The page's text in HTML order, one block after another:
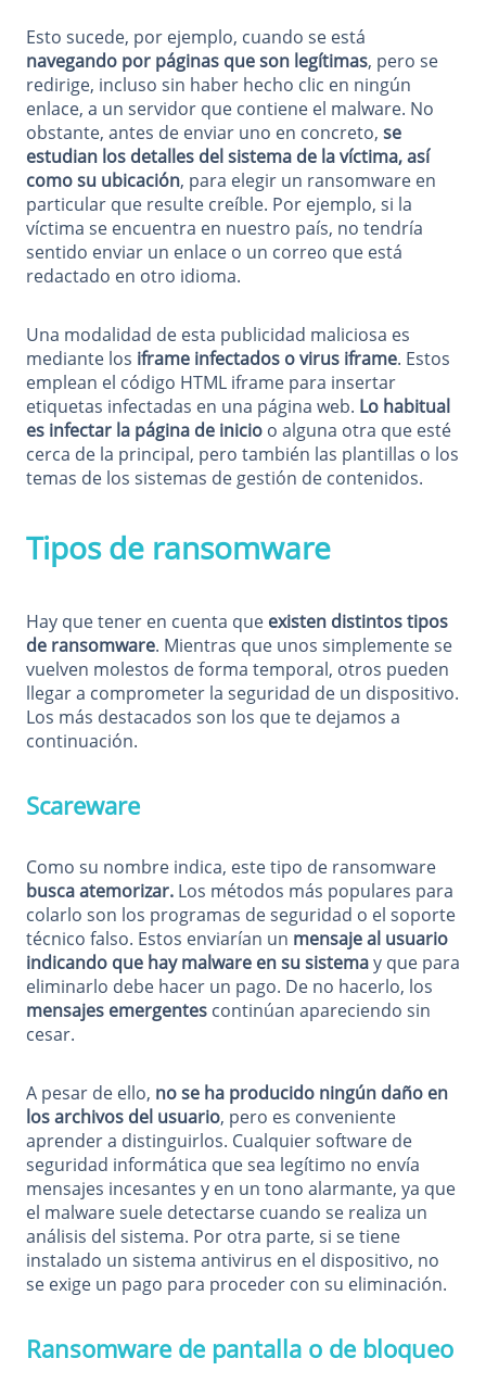
Esto sucede, por ejemplo, cuando se está
navegando por páginas que son legítimas, pero se
redirige, incluso sin haber hecho clic en ningún
enlace, a un servidor que contiene el malware. No
obstante, antes de enviar uno en concreto, se
estudian los detalles del sistema de la víctima, así
como su ubicación, para elegir un ransomware en
particular que resulte creíble. Por ejemplo, si la
víctima se encuentra en nuestro país, no tendría
sentido enviar un enlace o un correo que está
redactado en otro idioma.
Una modalidad de esta publicidad maliciosa es
mediante los iframe infectados o virus iframe. Estos
emplean el código HTML iframe para insertar
etiquetas infectadas en una página web. Lo habitual
es infectar la página de inicio o alguna otra que esté
cerca de la principal, pero también las plantillas o los
temas de los sistemas de gestión de contenidos.
Tipos de ransomware
Hay que tener en cuenta que existen distintos tipos
de ransomware. Mientras que unos simplemente se
vuelven molestos de forma temporal, otros pueden
llegar a comprometer la seguridad de un dispositivo.
Los más destacados son los que te dejamos a
continuación.
Scareware
Como su nombre indica, este tipo de ransomware
busca atemorizar. Los métodos más populares para
colarlo son los programas de seguridad o el soporte
técnico falso. Estos enviarían un mensaje al usuario
indicando que hay malware en su sistemay que para
eliminarlo debe hacer un pago. De no hacerlo, los
mensajes emergentes continúan apareciendo sin
cesar.
A pesar de ello, no se ha producido ningún daño en
los archivos del usuario, pero es conveniente
aprender a distinguirlos. Cualquier software de
seguridad informática que sea legítimo no envía
mensajes incesantes y en un tono alarmante, ya que
el malware suele detectarse cuando se realiza un
análisis del sistema. Por otra parte, si se tiene
instalado un sistema antivirus en el dispositivo, no
se exige un pago para proceder con su eliminación.
Ransomware de pantalla o de bloqueo